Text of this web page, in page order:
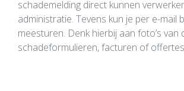
schademelding direct kunnen
administratie. Tevens kun je per e-mail
meesturen. Denk hierbij aan foto’s van
schadeformulieren, facturen of